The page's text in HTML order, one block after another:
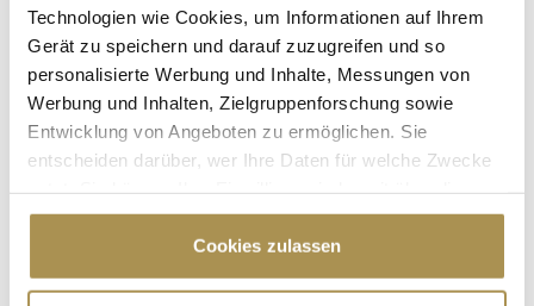
Technologien wie Cookies, um Informationen auf Ihrem
Gerät zu speichern und darauf zuzugreifen und so
personalisierte Werbung und Inhalte, Messungen von
Werbung und Inhalten, Zielgruppenforschung sowie
Entwicklung von Angeboten zu ermöglichen. Sie
entscheiden darüber, wer Ihre Daten für welche Zwecke
Cookie-Erklärung oder durch Klicken auf das Privacy
Trigger Symbol ändern oder widerrufen
Cookies zulassen